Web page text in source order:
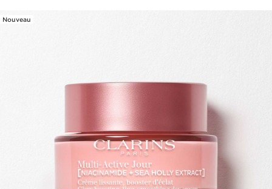
Nouveau